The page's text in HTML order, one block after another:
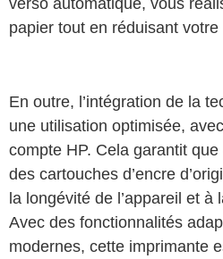
papier tout en réduisant
En outre, l’intégration de la
une utilisation optimisée,
compte HP. Cela garantit
des cartouches d’encre
la longévité de l’appareil et à
Avec des fonctionnalités
modernes, cette imprimante